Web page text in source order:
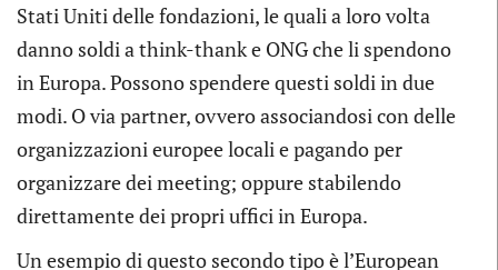
Stati Uniti delle fondazioni, le quali a loro volta
danno soldi a think-thank e ONG che li spendono
in Europa. Possono spendere questi soldi in due
modi. O via partner, ovvero associandosi con delle
organizzazioni europee locali e pagando per
organizzare dei meeting; oppure stabilendo
direttamente dei propri uffici in Europa.
Un esempio di questo secondo tipo è l’European